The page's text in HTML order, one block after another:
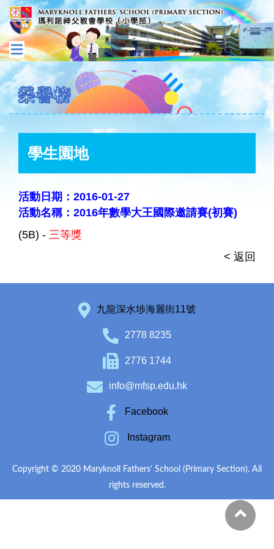
榮譽榜
學生園地
活動日期：2016-01-27
活動名稱：2016年數學大王國際邀請賽(初賽)
(5B) - 三等獎
< 返回
九龍深水埗海麗街11號
2778 8235
2776 1744
info@mfsp.edu.hk
Facebook
Instagram
Copyright © 2020 Maryknoll Fathers’ School (Primary Section). All
rights reserved.